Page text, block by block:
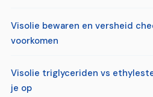
Visolie bewaren en versheid
voorkomen
Visolie triglyceriden vs
je op